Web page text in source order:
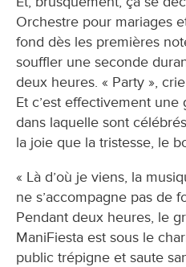
Orchestre pour mariages
fond dès les premières
souffler une seconde
deux heures. « Party »,
Et c’est effectivement
dans laquelle sont
la joie que la tristesse, le
« Là d’où je viens, la
ne s’accompagne pas de
Pendant deux heures, le
ManiFiesta est sous le
public trépigne et saute